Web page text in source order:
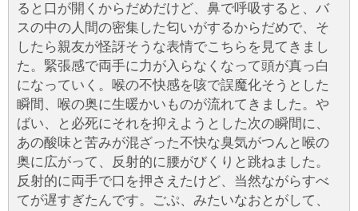
ると口が開くからだめだけど、鼻で呼吸すると、バ
スの中の人間の密集した匂いがするからだめで、そ
したら親友が怪訝そうな表情でこちらを見てきまし
た。緊張感で両手に力が入らなくなって頭が真っ白
になっていく。喉の不快感を咳で誤魔化そうとした
瞬間、喉の奥に生暖かいものが流れてきました。や
ばい、と必死にそれを抑えようとした次の瞬間に、
あの酸味と苦みが混ざった不快な臭気がつんと喉の
奥に広がって、反射的に腰がびくりと跳ねました。
反射的に両手で口を押さえたけど、当然ながらすべ
てが遅すぎたんです。ごぷ、みたいなおとがして、